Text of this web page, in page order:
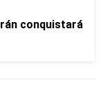
conquistará